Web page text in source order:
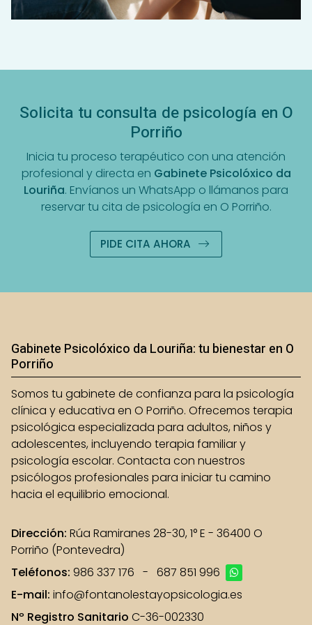
Solicita tu consulta de psicología en O
Porriño
Inicia tu proceso terapéutico con una atención
profesional y directa en Gabinete Psicolóxico da
Louriña. Envíanos un WhatsApp o llámanos para
reservar tu cita de psicología en O Porriño.
PIDE CITA AHORA
Gabinete Psicolóxico da Louriña: tu bienestar en O
Porriño
Somos tu gabinete de confianza para la psicología
clínica y educativa en O Porriño. Ofrecemos terapia
psicológica especializada para adultos, niños y
adolescentes, incluyendo terapia familiar y
psicología escolar. Contacta con nuestros
psicólogos profesionales para iniciar tu camino
hacia el equilibrio emocional.
Dirección: Rúa Ramiranes 28-30, 1° E - 36400 O
Porriño (Pontevedra)
Teléfonos: 986 337 176 - 687 851 996
E-mail: info@fontanolestayopsicologia.es
Nº Registro Sanitario C-36-002330